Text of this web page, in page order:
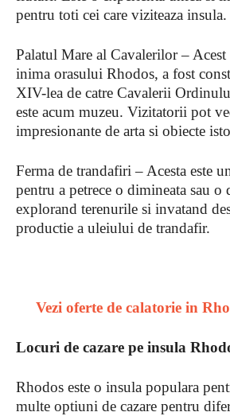
pentru toti cei care viziteaza insula.
Palatul Mare al Cavalerilor –
inima orasului Rhodos, a fost
XIV-lea de catre Cavalerii
este acum muzeu. Vizitatorii pot
impresionante de arta si obiecte
Ferma de trandafiri – Acesta este
pentru a petrece o dimineata sau o
explorand terenurile si invatand
productie a uleiului de trandafir.
Vezi oferte de calatorie in
Locuri de cazare pe insula
Rhodos este o insula populara
multe optiuni de cazare pentru